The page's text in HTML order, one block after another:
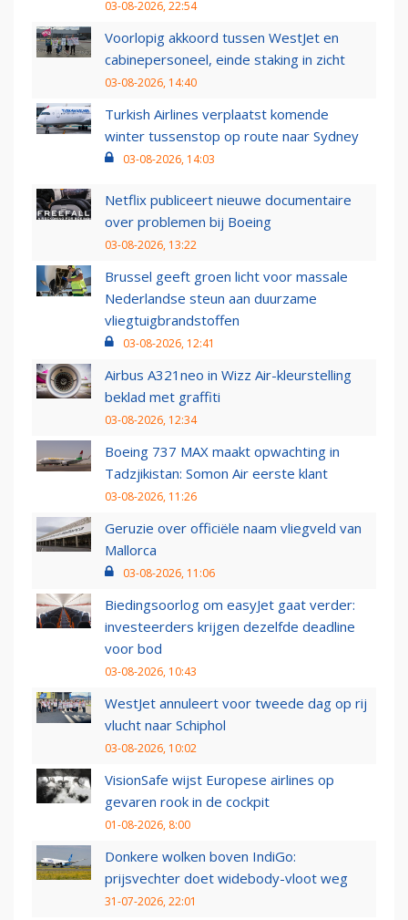
03-08-2026, 22:54
Voorlopig akkoord tussen WestJet en
cabinepersoneel, einde staking in zicht
03-08-2026, 14:40
Turkish Airlines verplaatst komende
winter tussenstop op route naar Sydney
03-08-2026, 14:03
Netflix publiceert nieuwe documentaire
over problemen bij Boeing
03-08-2026, 13:22
Brussel geeft groen licht voor massale
Nederlandse steun aan duurzame
vliegtuigbrandstoffen
03-08-2026, 12:41
Airbus A321neo in Wizz Air-kleurstelling
beklad met graffiti
03-08-2026, 12:34
Boeing 737 MAX maakt opwachting in
Tadzjikistan: Somon Air eerste klant
03-08-2026, 11:26
Geruzie over officiële naam vliegveld van
Mallorca
03-08-2026, 11:06
Biedingsoorlog om easyJet gaat verder:
investeerders krijgen dezelfde deadline
voor bod
03-08-2026, 10:43
WestJet annuleert voor tweede dag op rij
vlucht naar Schiphol
03-08-2026, 10:02
VisionSafe wijst Europese airlines op
gevaren rook in de cockpit
01-08-2026, 8:00
Donkere wolken boven IndiGo:
prijsvechter doet widebody-vloot weg
31-07-2026, 22:01